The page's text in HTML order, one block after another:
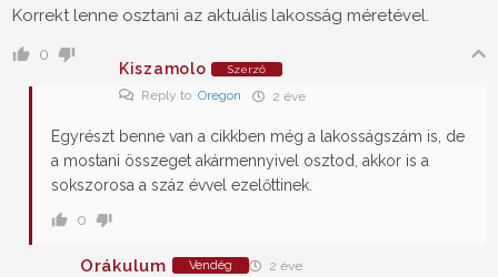
Korrekt lenne osztani az aktuális lakosság méretével.
0
Kiszamolo
Szerző
Reply to Oregon 2 éve
Egyrészt benne van a cikkben még a lakosságszám is, de
a mostani összeget akármennyivel osztod, akkor is a
sokszorosa a száz évvel ezelőttinek.
0
Orákulum Vendég 2 éve